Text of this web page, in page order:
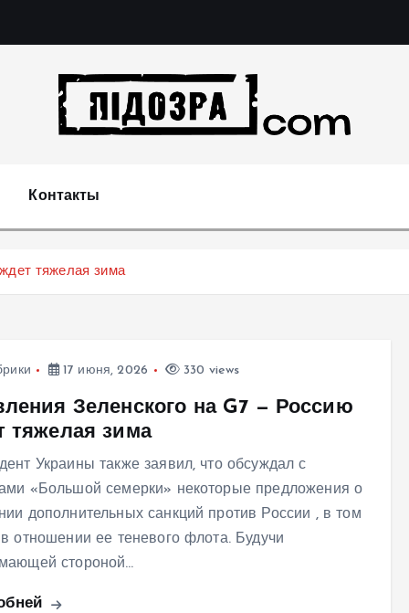
Контакты
тяжелая зима
17 июня, 2026 330 views
Зеленского на G7 — Россию
тяжелая зима
Украины также заявил, что обсуждал с
«Большой семерки» некоторые предложения о
дополнительных санкций против России , в том
отношении ее теневого флота. Будучи
стороной…